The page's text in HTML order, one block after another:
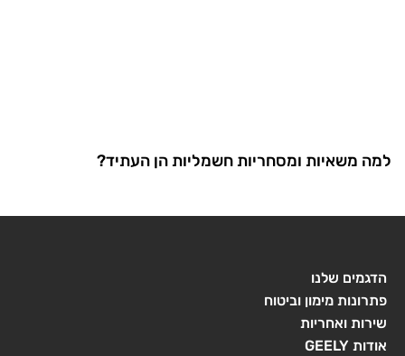
למה משאיות ומסחריות חשמליות הן העתיד?
הדגמים שלנו
פתרונות מימון וביטוח
שירות ואחריות
אודות GEELY